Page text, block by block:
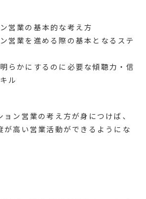
営業の基本的な考え方
営業を進める際の基本となるステ
らかにするのに必要な傾聴力・信
ル
ン営業の考え方が身につけば、
が高い営業活動ができるようにな